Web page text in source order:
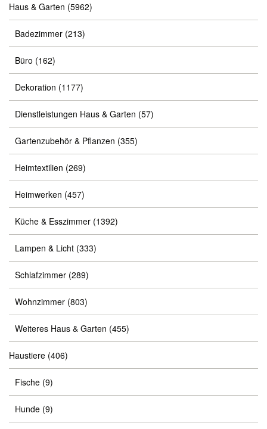
Haus & Garten (5962)
Badezimmer (213)
Büro (162)
Dekoration (1177)
Dienstleistungen Haus & Garten (57)
Gartenzubehör & Pflanzen (355)
Heimtextilien (269)
Heimwerken (457)
Küche & Esszimmer (1392)
Lampen & Licht (333)
Schlafzimmer (289)
Wohnzimmer (803)
Weiteres Haus & Garten (455)
Haustiere (406)
Fische (9)
Hunde (9)